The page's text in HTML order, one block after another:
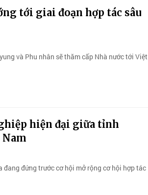
tới giai đoạn hợp tác sâu
và Phu nhân sẽ thăm cấp Nhà nước tới Việt
hiện đại giữa tỉnh
đang đứng trước cơ hội mở rộng cơ hội hợp tác